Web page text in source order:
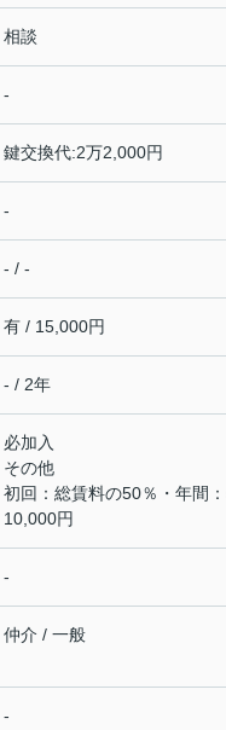
相談
-
鍵交換代:2万2,000円
-
- / -
有 / 15,000円
- / 2年
必加入
その他
初回：総賃料の50％・年間
10,000円
-
仲介 / 一般
-